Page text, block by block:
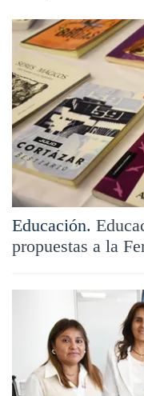
Educación.
propuestas a la